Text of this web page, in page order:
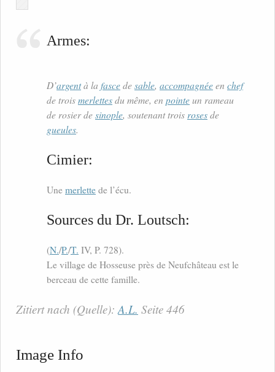
Armes:
D’argentà la fascedesable, accompagnéeen chef
de troismerlettesdu même, en pointeun rameau
de rosier desinople, soutenant troisrosesde
gueules.
Cimier:
Une merlette de l’écu.
Sources du Dr. Loutsch:
(N./P./T. IV, P. 728).
Le village de Hosseuse près de Neufchâteau est le
berceau de cette famille.
Zitiert nach (Quelle):A.L. Seite 446
Image Info